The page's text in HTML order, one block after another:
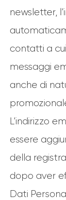
newsletter,
contatti a
messaggi
anche di
L’indirizzo
essere
della
dopo aver
Dati